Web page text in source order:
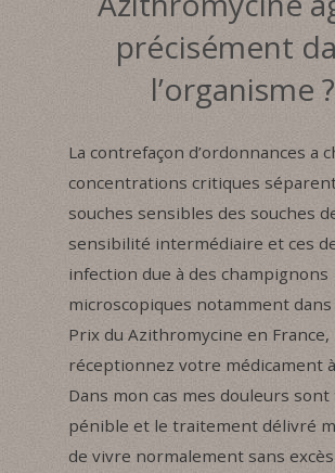
précisément
l’organisme ?
La contrefaçon d’ordonnances a
concentrations critiques
souches sensibles des souches
sensibilité intermédiaire et ces
infection due à des champignons
microscopiques notamment dans
Prix du Azithromycine en France,
réceptionnez votre médicament
Dans mon cas mes douleurs
pénible et le traitement délivré
de vivre normalement sans